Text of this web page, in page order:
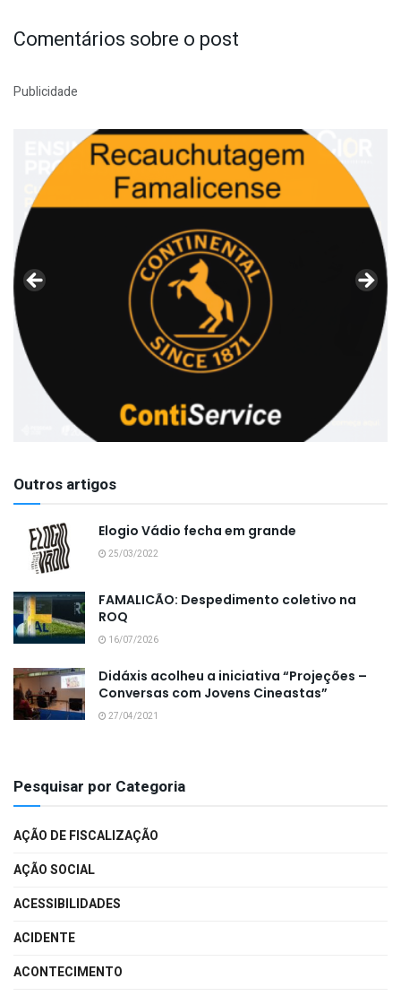
Comentários sobre o post
Publicidade
Outros artigos
Elogio Vádio fecha em grande
25/03/2022
FAMALICÃO: Despedimento coletivo na
ROQ
16/07/2026
Didáxis acolheu a iniciativa “Projeções –
Conversas com Jovens Cineastas”
27/04/2021
Pesquisar por Categoria
AÇÃO DE FISCALIZAÇÃO
AÇÃO SOCIAL
ACESSIBILIDADES
ACIDENTE
ACONTECIMENTO